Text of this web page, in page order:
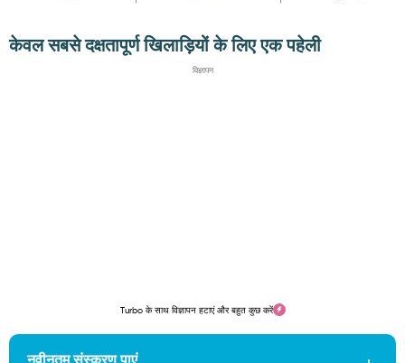
केवल सबसे दक्षतापूर्ण खिलाड़ियों के लिए एक पहेली
विज्ञापन
Turbo के साथ विज्ञापन हटाएं और बहुत कुछ करें
नवीनतम संस्करण पाएं